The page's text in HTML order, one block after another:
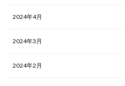
2024年4月
2024年3月
2024年2月